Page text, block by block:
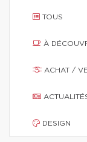
TOUS
À
ACHAT /
DESIGN